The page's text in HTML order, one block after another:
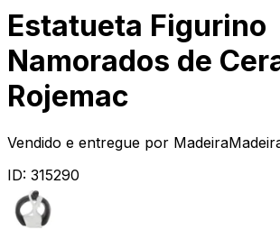
Estatueta Figurino
Namorados de
Rojemac
Vendido e entregue por
ID: 315290